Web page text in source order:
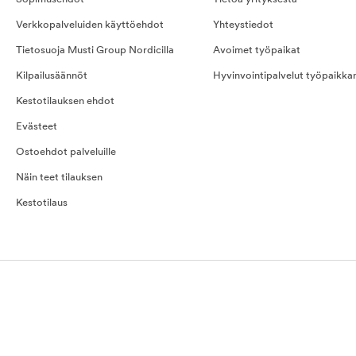
Verkkopalveluiden käyttöehdot
Tietosuoja Musti Group Nordicilla
Kilpailusäännöt
Kestotilauksen ehdot
Evästeet
Ostoehdot palveluille
Näin teet tilauksen
Kestotilaus
Yhteystiedot
Avoimet työpaikat
Hyvinvointipalvelut